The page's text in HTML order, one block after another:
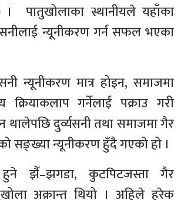
पातुखोलाका स्थानीयले यहाँका
न्यूनीकरण गर्न सफल भएका
न्यूनीकरण मात्र होइन, समाजमा
क्रियाकलाप गर्नेलाई पक्राउ गरी
थालेपछि दुर्व्यसनी तथा समाजमा गैर
सङ्ख्या न्यूनीकरण हुँदै गएको हो ।
झैँ–झगडा, कुटपिटजस्ता गैर
अक्रान्त थियो । अहिले हरेक